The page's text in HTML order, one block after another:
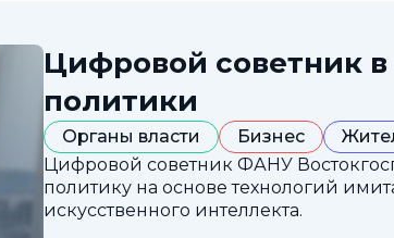
Цифровой советник
политики
Органы власти Бизнес
Цифровой советник ФАНУ
политику на основе технологий
искусственного интеллекта.